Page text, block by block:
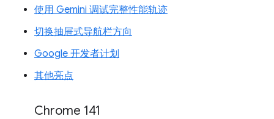
使用 Gemini 调试完整性能轨迹
切换抽屉式导航栏方向
Google 开发者计划
其他亮点
Chrome 141